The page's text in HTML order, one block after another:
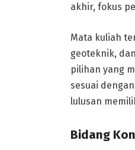
akhir, fokus
Mata kuliah
geoteknik,
pilihan yang
sesuai
lulusan
Bidang